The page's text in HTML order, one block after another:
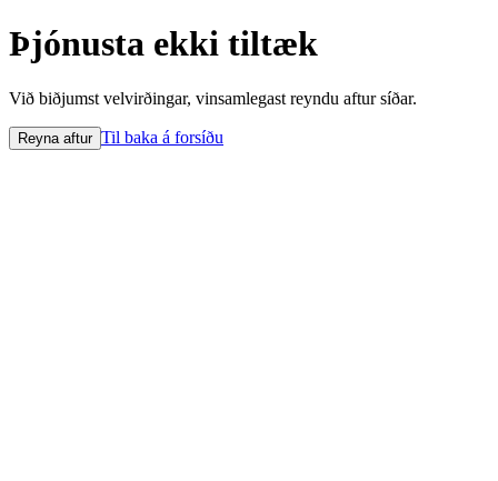
Þjónusta ekki tiltæk
Við biðjumst velvirðingar, vinsamlegast reyndu aftur síðar.
Reyna aftur Til baka á forsíðu